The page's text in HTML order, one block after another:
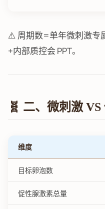
⚠️ 周期数=单年微刺激专
+内部质控会 PPT。
🧬 二、微刺激
维度
目标卵泡数
促性腺激素总量